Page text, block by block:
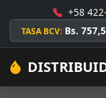
+58
TASA BCV: Bs.